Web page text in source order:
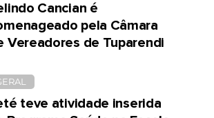
Cancian é
pela Câmara
Vereadores de Tuparendi
teve atividade inserida